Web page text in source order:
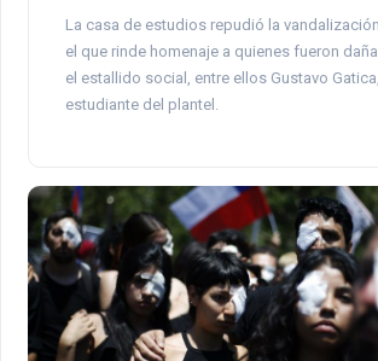
La casa de estudios repudió la
el que rinde homenaje a quienes fueron
el estallido social, entre ellos Gustavo
estudiante del plantel.